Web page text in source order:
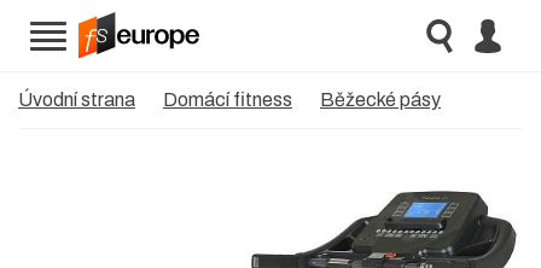
Úvodní strana Domácí fitness Běžecké pásy